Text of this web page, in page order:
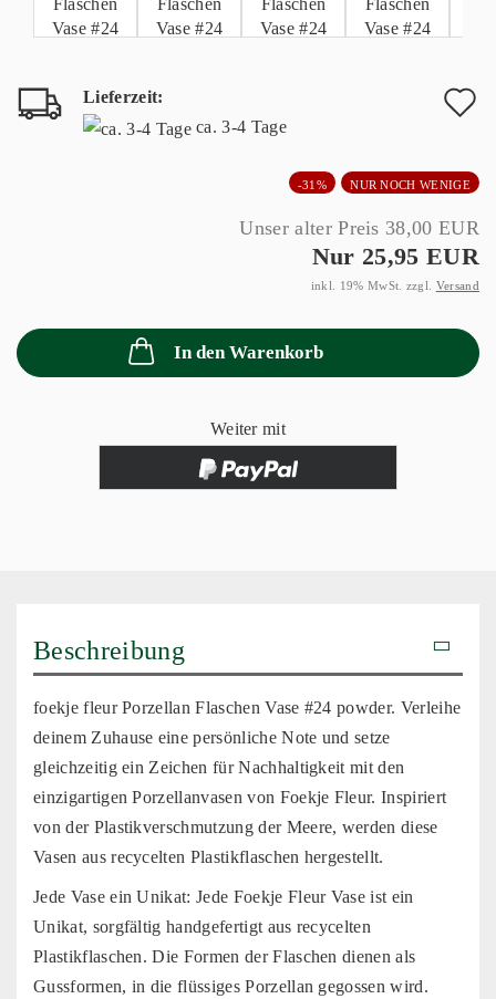
Lieferzeit:
ca. 3-4 Tage
-31% NUR NOCH WENIGE
Unser alter Preis 38,00 EUR
Nur 25,95 EUR
inkl. 19% MwSt. zzgl. Versand
In den Warenkorb
Weiter mit
Beschreibung
foekje fleur Porzellan Flaschen Vase #24 powder. Verleihe
deinem Zuhause eine persönliche Note und setze
gleichzeitig ein Zeichen für Nachhaltigkeit mit den
einzigartigen Porzellanvasen von Foekje Fleur. Inspiriert
von der Plastikverschmutzung der Meere, werden diese
Vasen aus recycelten Plastikflaschen hergestellt.
Jede Vase ein Unikat: Jede Foekje Fleur Vase ist ein
Unikat, sorgfältig handgefertigt aus recycelten
Plastikflaschen. Die Formen der Flaschen dienen als
Gussformen, in die flüssiges Porzellan gegossen wird.